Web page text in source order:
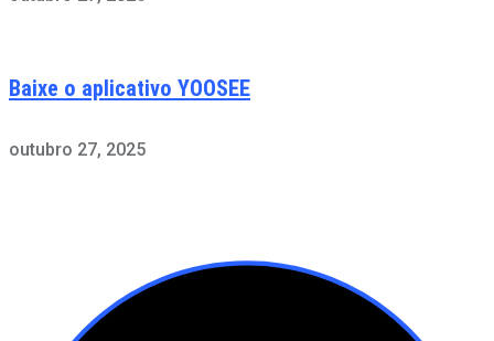
Baixe o aplicativo YOOSEE
outubro 27, 2025